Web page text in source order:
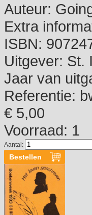
Auteur:
Extra
ISBN:
Uitgever: St.
Jaar van
Referentie:
€ 5,00
Voorraad: 1
Aantal: